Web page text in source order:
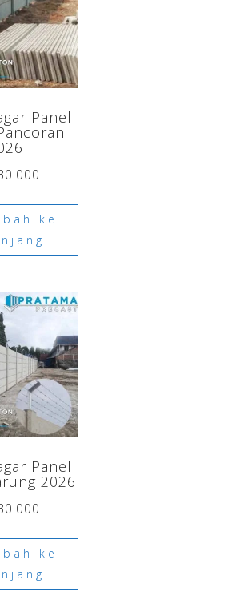
Panel
ke
Panel
2026
ke